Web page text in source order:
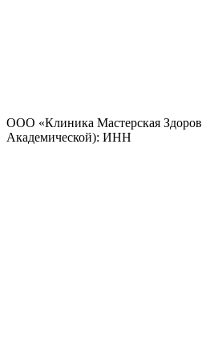
ООО «Клиника Мастерская
Академической): ИНН